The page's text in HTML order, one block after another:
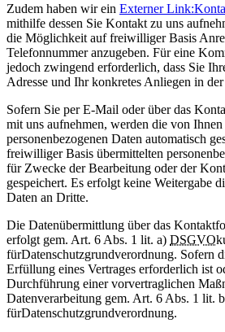
Zudem haben wir ein Externer Link:
mithilfe dessen Sie Kontakt zu uns
die Möglichkeit auf freiwilliger Basis
Telefonnummer anzugeben. Für eine
jedoch zwingend erforderlich, dass Sie
Adresse und Ihr konkretes Anliegen in
Sofern Sie per E-Mail oder über das
mit uns aufnehmen, werden die von
personenbezogenen Daten automatisch
freiwilliger Basis übermittelten
für Zwecke der Bearbeitung oder der
gespeichert. Es erfolgt keine Weitergabe
Daten an Dritte.
Die Datenübermittlung über das
erfolgt gem. Art. 6 Abs. 1 lit. a) DSGVO
fürDatenschutzgrundverordnung. Sofern
Erfüllung eines Vertrages erforderlich ist
Durchführung einer vorvertraglichen
Datenverarbeitung gem. Art. 6 Abs. 1 lit.
fürDatenschutzgrundverordnung.